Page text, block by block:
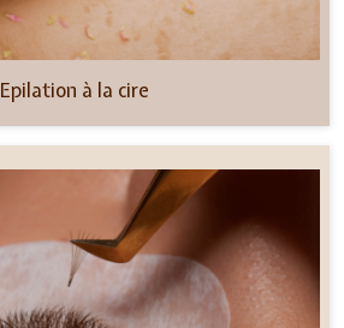
Epilation à la cire